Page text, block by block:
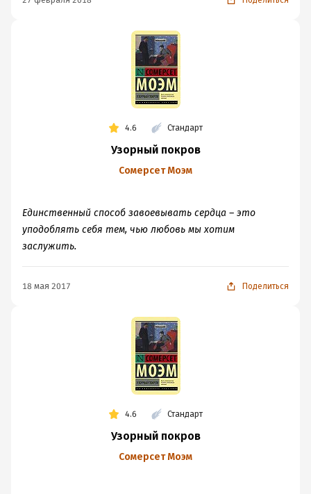
4.6 Стандарт
Узорный покров
Сомерсет Моэм
Единственный способ завоевывать сердца – это
уподоблять себя тем, чью любовь мы хотим
заслужить.
18 мая 2017 Поделиться
4.6 Стандарт
Узорный покров
Сомерсет Моэм